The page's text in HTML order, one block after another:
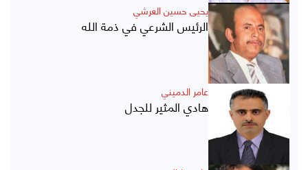
يحيى حسين العرشي
الرئيس الشرعي في ذمة الله
عامر الدميني
هادي المثير للجدل